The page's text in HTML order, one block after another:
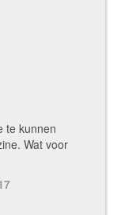
te kunnen
Wat voor